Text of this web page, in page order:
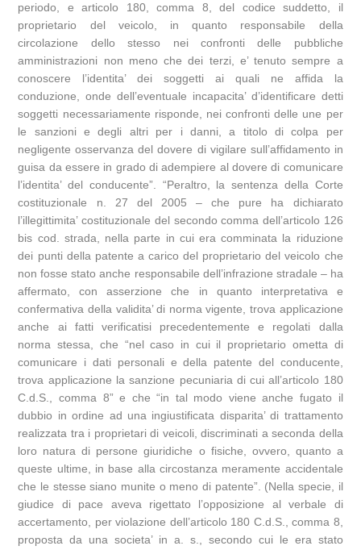
periodo, e articolo 180, comma 8, del codice suddetto, il
proprietario del veicolo, in quanto responsabile della
circolazione dello stesso nei confronti delle pubbliche
amministrazioni non meno che dei terzi, e’ tenuto sempre a
conoscere l’identita’ dei soggetti ai quali ne affida la
conduzione, onde dell’eventuale incapacita’ d’identificare detti
soggetti necessariamente risponde, nei confronti delle une per
le sanzioni e degli altri per i danni, a titolo di colpa per
negligente osservanza del dovere di vigilare sull’affidamento in
guisa da essere in grado di adempiere al dovere di comunicare
l’identita’ del conducente”. “Peraltro, la sentenza della Corte
costituzionale n. 27 del 2005 – che pure ha dichiarato
l’illegittimita’ costituzionale del secondo comma dell’articolo 126
bis cod. strada, nella parte in cui era comminata la riduzione
dei punti della patente a carico del proprietario del veicolo che
non fosse stato anche responsabile dell’infrazione stradale – ha
affermato, con asserzione che in quanto interpretativa e
confermativa della validita’ di norma vigente, trova applicazione
anche ai fatti verificatisi precedentemente e regolati dalla
norma stessa, che “nel caso in cui il proprietario ometta di
comunicare i dati personali e della patente del conducente,
trova applicazione la sanzione pecuniaria di cui all’articolo 180
C.d.S., comma 8” e che “in tal modo viene anche fugato il
dubbio in ordine ad una ingiustificata disparita’ di trattamento
realizzata tra i proprietari di veicoli, discriminati a seconda della
loro natura di persone giuridiche o fisiche, ovvero, quanto a
queste ultime, in base alla circostanza meramente accidentale
che le stesse siano munite o meno di patente”. (Nella specie, il
giudice di pace aveva rigettato l’opposizione al verbale di
accertamento, per violazione dell’articolo 180 C.d.S., comma 8,
proposta da una societa’ in a. s., secondo cui le era stato